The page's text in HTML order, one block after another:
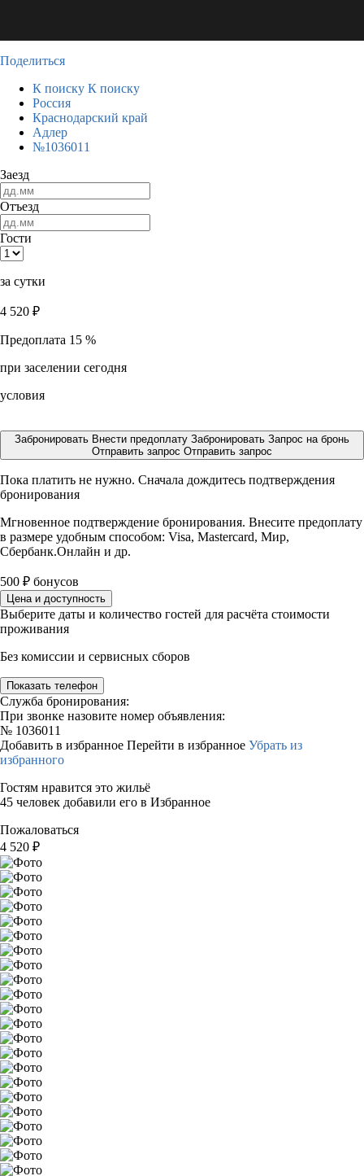
Поделиться
К поиску К поиску
Россия
Краснодарский край
Адлер
№1036011
Заезд
Отъезд
Гости
за сутки
4 520 ₽
Предоплата 15 %
при заселении сегодня
условия
Забронировать Внести предоплату Забронировать Запрос на бронь
Отправить запрос Отправить запрос
Пока платить не нужно. Сначала дождитесь подтверждения
бронирования
Мгновенное подтверждение бронирования. Внесите предоплату
в размере удобным способом: Visa, Mastercard, Мир,
Сбербанк.Онлайн и др.
500 ₽ бонусов
Цена и доступность
Выберите даты и количество гостей для расчёта стоимости
проживания
Без комиссии и сервисных сборов
Показать телефон
Служба бронирования:
При звонке назовите номер объявления:
№ 1036011
Добавить в избранное Перейти в избранное Убрать из
избранного
Гостям нравится это жильё
45 человек добавили его в Избранное
Пожаловаться
4 520 ₽